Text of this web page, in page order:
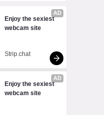
AD
Enjoy the sexiest
webcam site
Strip.chat
AD
Enjoy the sexiest
webcam site